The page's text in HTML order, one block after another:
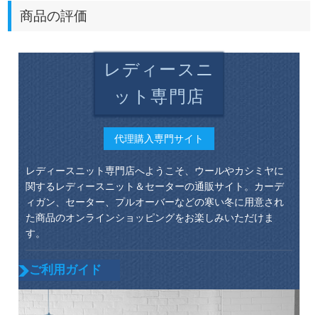
商品の評価
レディースニ
ット専門店
代理購入専門サイト
レディースニット専門店へようこそ、ウールやカシミヤに
関するレディースニット＆セーターの通販サイト。カーデ
ィガン、セーター、プルオーバーなどの寒い冬に用意され
た商品のオンラインショッピングをお楽しみいただけま
す。
ご利用ガイド